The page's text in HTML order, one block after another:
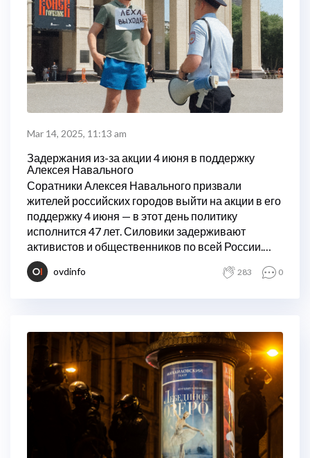
Mar 14, 2025, 11:13 am
Задержания из-за акции 4 июня в поддержку
Алексея Навального
Соратники Алексея Навального призвали
жителей российских городов выйти на акции в его
поддержку 4 июня — в этот день политику
исполнится 47 лет. Силовики задерживают
активистов и общественников по всей России.
ОВД-Инфо ведет хронику преследования.
ovdinfo 283 0